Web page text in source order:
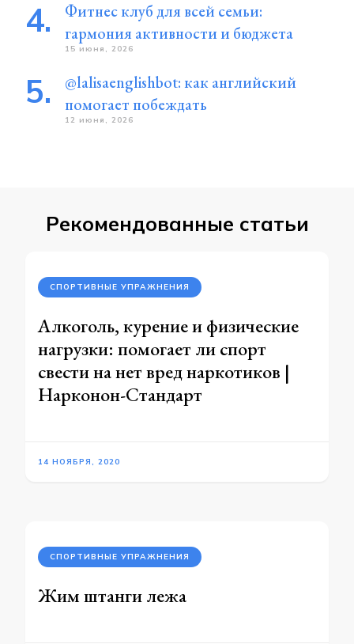
Фитнес клуб для всей семьи:
гармония активности и бюджета
15 июня, 2026
@lalisaenglishbot: как английский
помогает побеждать
12 июня, 2026
Рекомендованные статьи
СПОРТИВНЫЕ УПРАЖНЕНИЯ
Алкоголь, курение и физические
нагрузки: помогает ли спорт
свести на нет вред наркотиков |
Нарконон-Стандарт
14 НОЯБРЯ, 2020
СПОРТИВНЫЕ УПРАЖНЕНИЯ
Жим штанги лежа